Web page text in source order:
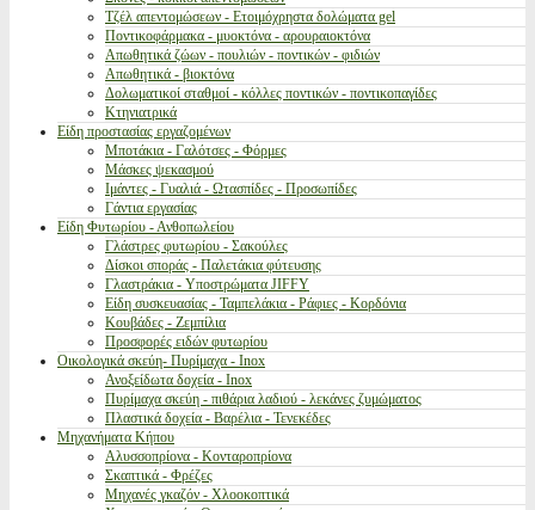
Τζέλ απεντομώσεων - Ετοιμόχρηστα δολώματα gel
Ποντικοφάρμακα - μυοκτόνα - αρουραιοκτόνα
Απωθητικά ζώων - πουλιών - ποντικών - φιδιών
Απωθητικά - βιοκτόνα
Δολωματικοί σταθμοί - κόλλες ποντικών - ποντικοπαγίδες
Κτηνιατρικά
Είδη προστασίας εργαζομένων
Μποτάκια - Γαλότσες - Φόρμες
Μάσκες ψεκασμού
Ιμάντες - Γυαλιά - Ωτασπίδες - Προσωπίδες
Γάντια εργασίας
Είδη Φυτωρίου - Ανθοπωλείου
Γλάστρες φυτωρίου - Σακούλες
Δίσκοι σποράς - Παλετάκια φύτευσης
Γλαστράκια - Υποστρώματα JIFFY
Είδη συσκευασίας - Ταμπελάκια - Ράφιες - Κορδόνια
Κουβάδες - Ζεμπίλια
Προσφορές ειδών φυτωρίου
Οικολογικά σκεύη- Πυρίμαχα - Inox
Ανοξείδωτα δοχεία - Inox
Πυρίμαχα σκεύη - πιθάρια λαδιού - λεκάνες ζυμώματος
Πλαστικά δοχεία - Βαρέλια - Τενεκέδες
Μηχανήματα Κήπου
Αλυσσοπρίονα - Κονταροπρίονα
Σκαπτικά - Φρέζες
Μηχανές γκαζόν - Χλοοκοπτικά